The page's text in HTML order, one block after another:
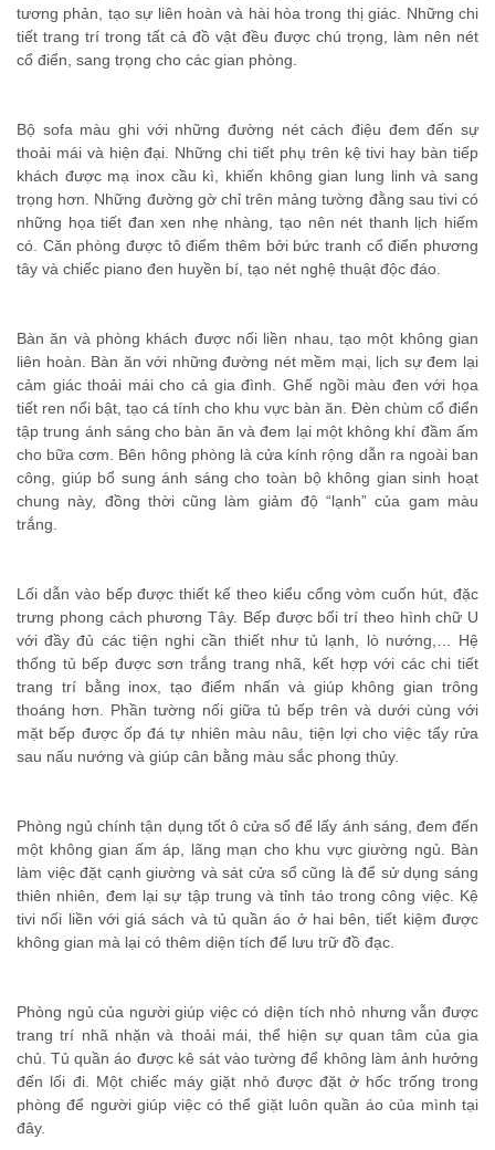
tương phản, tạo sự liên hoàn và hài hòa trong thị giác. Những chi
tiết trang trí trong tất cả đồ vật đều được chú trọng, làm nên nét
cổ điển, sang trọng cho các gian phòng.
Bộ sofa màu ghi với những đường nét cách điệu đem đến sự
thoải mái và hiện đại. Những chi tiết phụ trên kệ tivi hay bàn tiếp
khách được mạ inox cầu kì, khiến không gian lung linh và sang
trọng hơn. Những đường gờ chỉ trên mảng tường đằng sau tivi có
những họa tiết đan xen nhẹ nhàng, tạo nên nét thanh lịch hiếm
có. Căn phòng được tô điểm thêm bởi bức tranh cổ điển phương
tây và chiếc piano đen huyền bí, tạo nét nghệ thuật độc đáo.
Bàn ăn và phòng khách được nối liền nhau, tạo một không gian
liên hoàn. Bàn ăn với những đường nét mềm mại, lịch sự đem lại
cảm giác thoải mái cho cả gia đình. Ghế ngồi màu đen với họa
tiết ren nổi bật, tạo cá tính cho khu vực bàn ăn. Đèn chùm cổ điển
tập trung ánh sáng cho bàn ăn và đem lại một không khí đầm ấm
cho bữa cơm. Bên hông phòng là cửa kính rộng dẫn ra ngoài ban
công, giúp bổ sung ánh sáng cho toàn bộ không gian sinh hoạt
chung này, đồng thời cũng làm giảm độ “lạnh” của gam màu
trắng.
Lối dẫn vào bếp được thiết kế theo kiểu cổng vòm cuốn hút, đặc
trưng phong cách phương Tây. Bếp được bối trí theo hình chữ U
với đầy đủ các tiện nghi cần thiết như tủ lạnh, lò nướng,… Hệ
thống tủ bếp được sơn trắng trang nhã, kết hợp với các chi tiết
trang trí bằng inox, tạo điểm nhấn và giúp không gian trông
thoáng hơn. Phần tường nối giữa tủ bếp trên và dưới cùng với
mặt bếp được ốp đá tự nhiên màu nâu, tiện lợi cho việc tẩy rửa
sau nấu nướng và giúp cân bằng màu sắc phong thủy.
Phòng ngủ chính tận dụng tốt ô cửa sổ để lấy ánh sáng, đem đến
một không gian ấm áp, lãng mạn cho khu vực giường ngủ. Bàn
làm việc đặt cạnh giường và sát cửa sổ cũng là để sử dụng sáng
thiên nhiên, đem lại sự tập trung và tỉnh táo trong công việc. Kệ
tivi nối liền với giá sách và tủ quần áo ở hai bên, tiết kiệm được
không gian mà lại có thêm diện tích để lưu trữ đồ đạc.
Phòng ngủ của người giúp việc có diện tích nhỏ nhưng vẫn được
trang trí nhã nhặn và thoải mái, thể hiện sự quan tâm của gia
chủ. Tủ quần áo được kê sát vào tường để không làm ảnh hưởng
đến lối đi. Một chiếc máy giặt nhỏ được đặt ở hốc trống trong
phòng để người giúp việc có thể giặt luôn quần áo của mình tại
đây.